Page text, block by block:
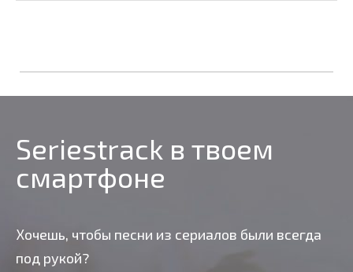
Seriestrack в твоем
смартфоне
Хочешь, чтобы песни из сериалов были всегда
под рукой?